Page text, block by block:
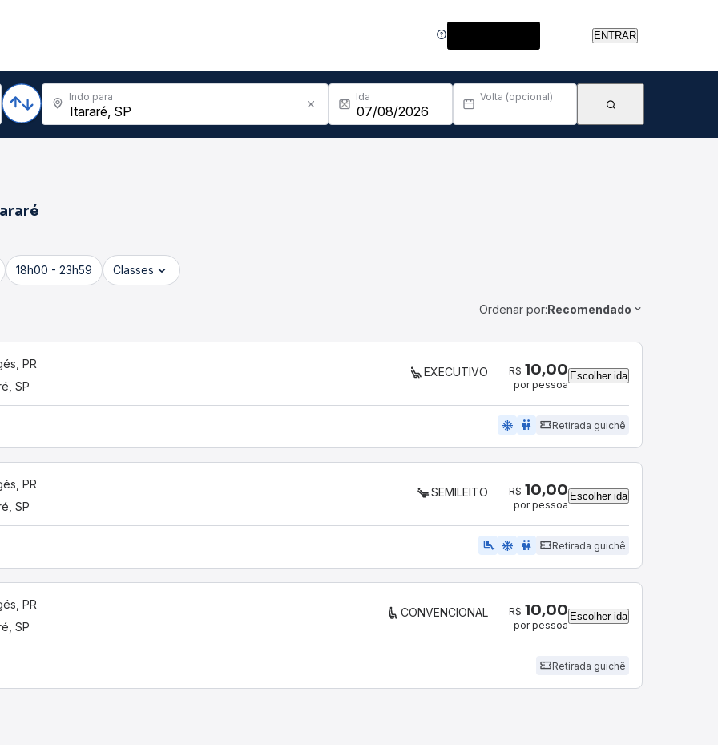
ENTRAR
Indo para Ida Volta (opcional)
18h00 - 23h59 Classes
Ordenar por:Recomendado
PR
SP
EXECUTIVO R$ 10,00
por pessoa
Escolher ida
ac_unit wc Retirada guichê
PR
SP
SEMILEITO R$ 10,00
por pessoa
Escolher ida
airline_seat_legroom_extra ac_unit WC Retirada guichê
PR
SP
CONVENCIONAL R$ 10,00
por pessoa
Escolher ida
Retirada guichê